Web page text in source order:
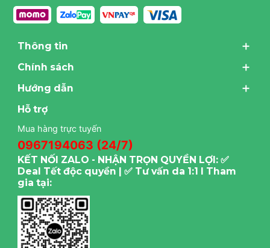
Thông tin
Chính sách
Hướng dẫn
Hỗ trợ
Mua hàng trực tuyến
0967194063 (24/7)
KẾT NỐI ZALO - NHẬN TRỌN QUYỀN LỢI: ✅
Deal Tết độc quyền | ✅ Tư vấn da 1:1 I Tham
gia tại: